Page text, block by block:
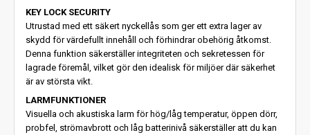
KEY LOCK SECURITY
Utrustad med ett säkert nyckellås som ger ett extra lager av
skydd för värdefullt innehåll och förhindrar obehörig åtkomst.
Denna funktion säkerställer integriteten och sekretessen för
lagrade föremål, vilket gör den idealisk för miljöer där säkerhet
är av största vikt.
LARMFUNKTIONER
Visuella och akustiska larm för hög/låg temperatur, öppen dörr,
probfel, strömavbrott och låg batterinivå säkerställer att du kan